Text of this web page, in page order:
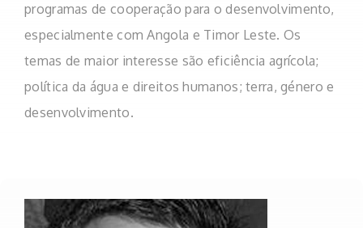
programas de cooperação para o desenvolvimento,
especialmente com Angola e Timor Leste. Os
temas de maior interesse são eficiência agrícola;
política da água e direitos humanos; terra, género e
desenvolvimento.